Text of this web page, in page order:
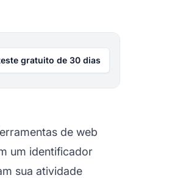
gratuito de 30 dias
de web
um identificador
sua atividade